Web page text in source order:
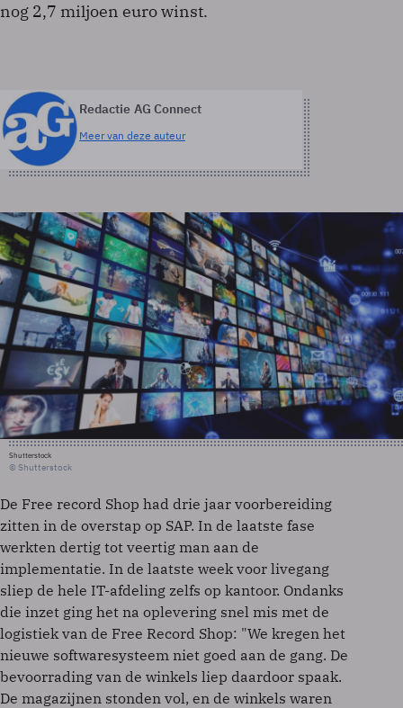
nog 2,7 miljoen euro winst.
Redactie AG Connect
Meer van deze auteur
Shutterstock
© Shutterstock
De Free record Shop had drie jaar voorbereiding
zitten in de overstap op SAP. In de laatste fase
werkten dertig tot veertig man aan de
implementatie. In de laatste week voor livegang
sliep de hele IT-afdeling zelfs op kantoor. Ondanks
die inzet ging het na oplevering snel mis met de
logistiek van de Free Record Shop: "We kregen het
nieuwe softwaresysteem niet goed aan de gang. De
bevoorrading van de winkels liep daardoor spaak.
De magazijnen stonden vol, en de winkels waren